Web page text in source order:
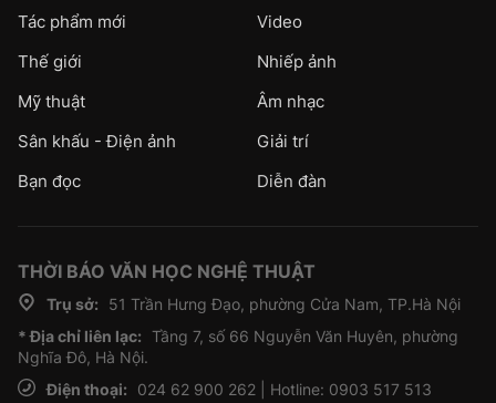
Tác phẩm mới
Video
Thế giới
Nhiếp ảnh
Mỹ thuật
Âm nhạc
Sân khấu - Điện ảnh
Giải trí
Bạn đọc
Diễn đàn
THỜI BÁO VĂN HỌC NGHỆ THUẬT
Trụ sở:
51 Trần Hưng Đạo, phường Cửa Nam, TP.Hà Nội
* Địa chỉ liên lạc: Tầng 7, số 66 Nguyễn Văn Huyên, phường
Nghĩa Đô, Hà Nội.
Điện thoại:
024 62 900 262 | Hotline: 0903 517 513